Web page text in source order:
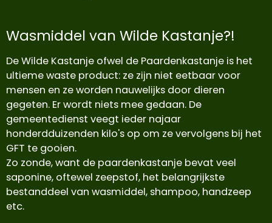
Wasmiddel van Wilde Kastanje?!
De Wilde Kastanje ofwel de Paardenkastanje is het
ultieme waste product: ze zijn niet eetbaar voor
mensen en ze worden nauwelijks door dieren
gegeten. Er wordt niets mee gedaan. De
gemeentedienst veegt ieder najaar
honderdduizenden kilo's op om ze vervolgens bij het
GFT te gooien.
Zo zonde, want de paardenkastanje bevat veel
saponine, oftewel zeepstof, het belangrijkste
bestanddeel van wasmiddel, shampoo, handzeep
etc.